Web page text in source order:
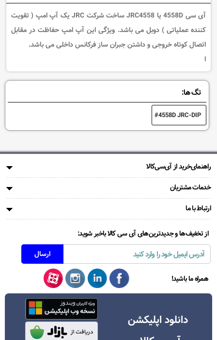
آی سی 4558D یا JRC4558 ساخت شرکت JRC یک آپ امپ ( تقویت
کننده عملیاتی ) دوبل می باشد. ویژگی این آپ امپ حفاظت در مقابل
اتصال کوتاه خروجی و داشتن جبران ساز فرکانس داخلی می باشد.
ا
تگ ها:
4558D JRC-DIP
راهنمای‌خرید از آی‌سی‌کالا
خدمات مشتریان
ارتباط با ما
از تخفیف‌ها و جدیدترین‌های آی سی کالا باخبر شوید:
همراه ما باشید!
دانلود اپلیکشن